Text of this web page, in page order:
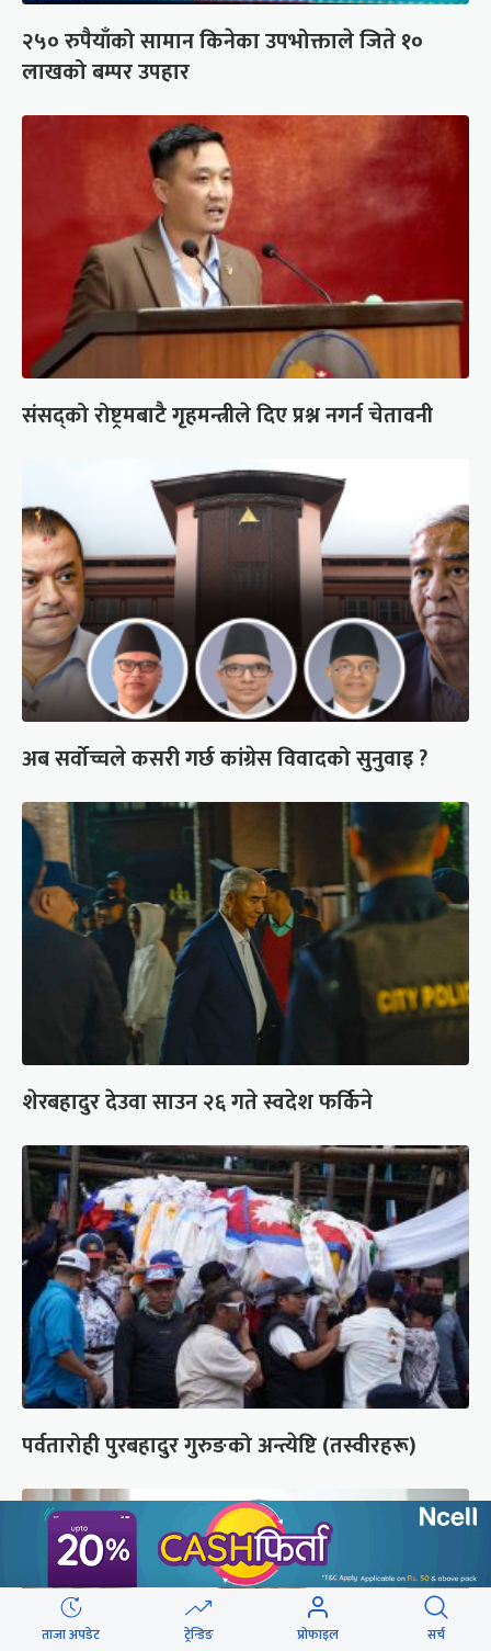
२५० रुपैयाँको सामान किनेका उपभोक्ताले जिते १०
लाखको बम्पर उपहार
संसद्को रोष्ट्रमबाटै गृहमन्त्रीले दिए प्रश्न नगर्न चेतावनी
अब सर्वोच्चले कसरी गर्छ कांग्रेस विवादको सुनुवाइ ?
शेरबहादुर देउवा साउन २६ गते स्वदेश फर्किने
पर्वतारोही पुरबहादुर गुरुङको अन्त्येष्टि (तस्वीरहरू)
ताजा अपडेट ट्रेन्डिङ प्रोफाइल सर्च